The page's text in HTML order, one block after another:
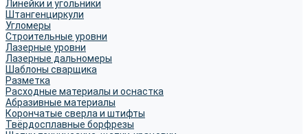
Линейки и угольники
Штангенциркули
Угломеры
Строительные уровни
Лазерные уровни
Лазерные дальномеры
Шаблоны сварщика
Разметка
Расходные материалы и оснастка
Абразивные материалы
Корончатые сверла и штифты
Твёрдосплавные борфрезы